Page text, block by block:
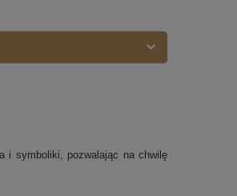
i symboliki, pozwalając na chwilę